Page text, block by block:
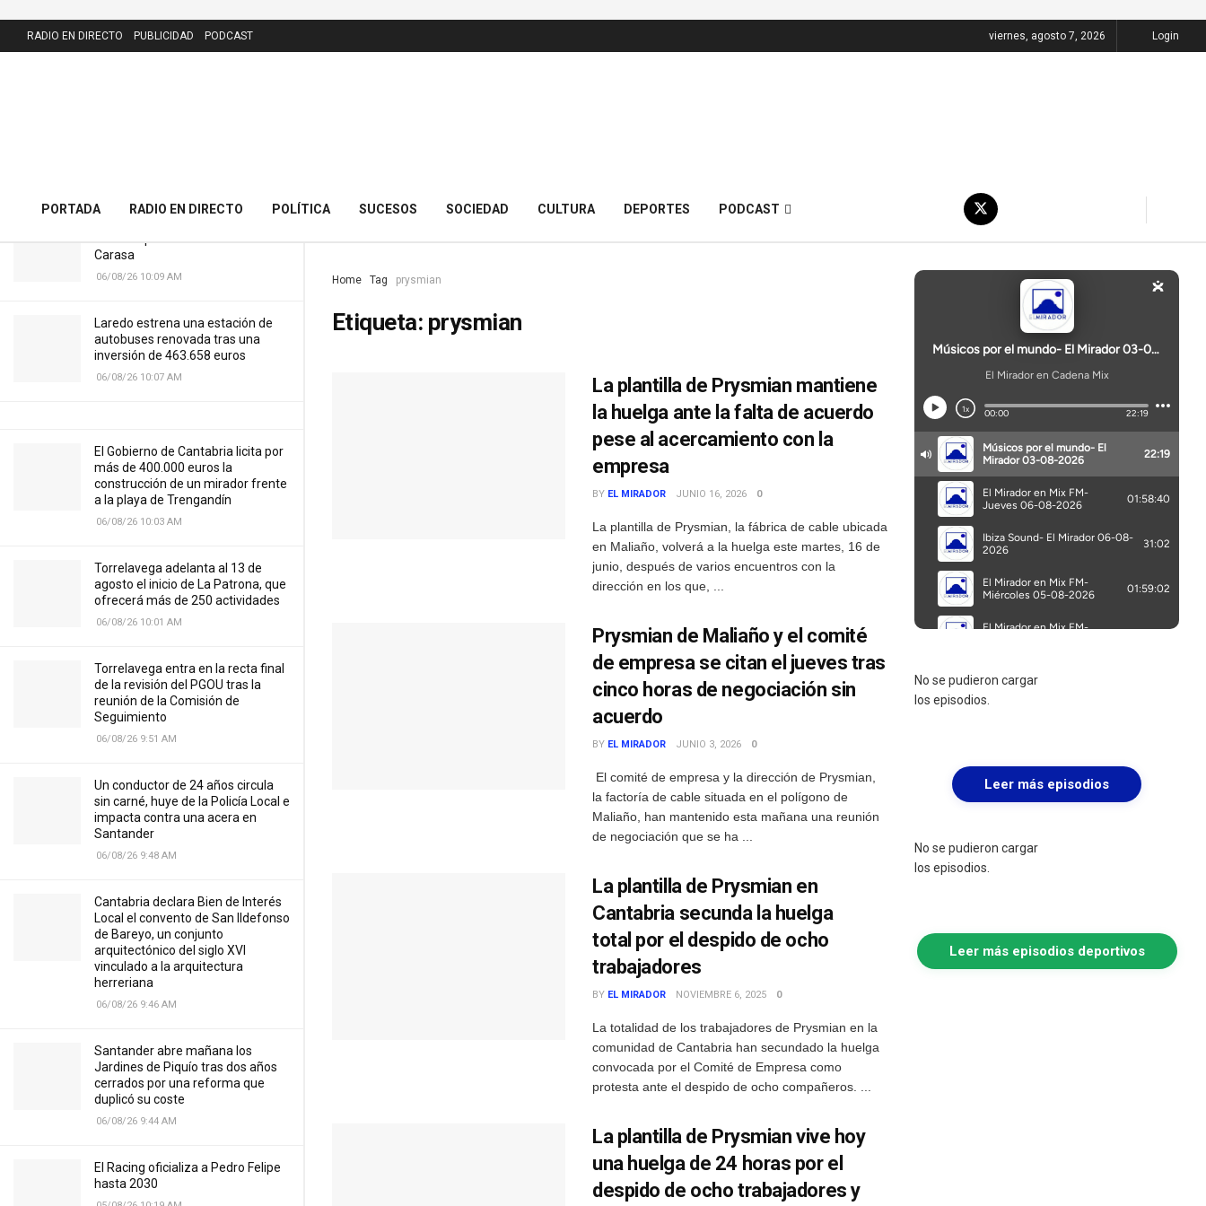
Carasa
06/08/26 10:09 AM
Laredo estrena una estación de
autobuses renovada tras una
inversión de 463.658 euros
06/08/26 10:07 AM
El Gobierno de Cantabria licita por
más de 400.000 euros la
construcción de un mirador frente
a la playa de Trengandín
06/08/26 10:03 AM
Torrelavega adelanta al 13 de
agosto el inicio de La Patrona, que
ofrecerá más de 250 actividades
06/08/26 10:01 AM
Torrelavega entra en la recta final
de la revisión del PGOU tras la
reunión de la Comisión de
Seguimiento
06/08/26 9:51 AM
Un conductor de 24 años circula
sin carné, huye de la Policía Local e
impacta contra una acera en
Santander
06/08/26 9:48 AM
Cantabria declara Bien de Interés
Local el convento de San Ildefonso
de Bareyo, un conjunto
arquitectónico del siglo XVI
vinculado a la arquitectura
herreriana
06/08/26 9:46 AM
Santander abre mañana los
Jardines de Piquío tras dos años
cerrados por una reforma que
duplicó su coste
06/08/26 9:44 AM
El Racing oficializa a Pedro Felipe
hasta 2030
RADIO EN DIRECTO PUBLICIDAD PODCAST viernes, agosto 7, 2026 Login
PORTADA RADIO EN DIRECTO POLÍTICA SUCESOS SOCIEDAD CULTURA DEPORTES PODCAST
Home Tag prysmian
Etiqueta: prysmian
La plantilla de Prysmian mantiene
la huelga ante la falta de acuerdo
pese al acercamiento con la
empresa
BY EL MIRADOR JUNIO 16, 2026 0
La plantilla de Prysmian, la fábrica de cable ubicada
en Maliaño, volverá a la huelga este martes, 16 de
junio, después de varios encuentros con la
dirección en los que, ...
Prysmian de Maliaño y el comité
de empresa se citan el jueves tras
cinco horas de negociación sin
acuerdo
BY EL MIRADOR JUNIO 3, 2026 0
El comité de empresa y la dirección de Prysmian,
la factoría de cable situada en el polígono de
Maliaño, han mantenido esta mañana una reunión
de negociación que se ha ...
La plantilla de Prysmian en
Cantabria secunda la huelga
total por el despido de ocho
trabajadores
BY EL MIRADOR NOVIEMBRE 6, 2025 0
La totalidad de los trabajadores de Prysmian en la
comunidad de Cantabria han secundado la huelga
convocada por el Comité de Empresa como
protesta ante el despido de ocho compañeros. ...
La plantilla de Prysmian vive hoy
una huelga de 24 horas por el
despido de ocho trabajadores y
No se pudieron cargar
los episodios.
Leer más episodios
No se pudieron cargar
los episodios.
Leer más episodios deportivos